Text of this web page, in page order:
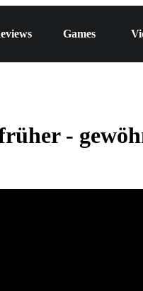
Games
-